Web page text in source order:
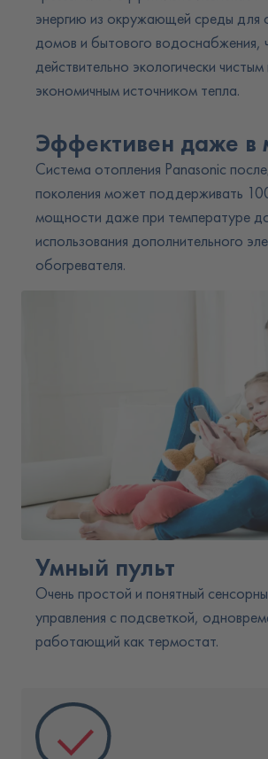
энергию из окружающей среды для
домов и бытового водоснабжения,
действительно экологически чистым
экономичным источником тепла.
Эффективен даже в
Система отопления Panasonic
поколения может поддерживать
мощности даже при температуре
использования дополнительного
обогревателя.
Умный пульт
Очень простой и понятный
управления с подсветкой,
работающий как термостат.